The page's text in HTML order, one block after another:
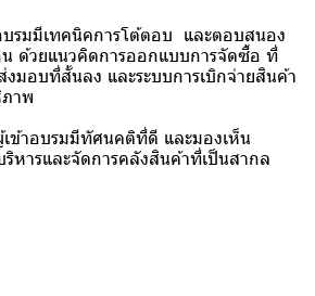
มีเทคนิคการโต้ตอบ และตอบสนอง
ด้วยแนวคิดการออกแบบการจัดซื้อ ที่
งมอบที่สั้นลง และระบบการเบิกจ่ายสินค้า
าพ
าอบรมมีทัศนคติที่ดี และมองเห็น
ริหารและจัดการคลังสินค้าที่เป็นสากล